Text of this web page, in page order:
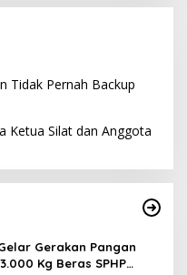
Tidak Pernah Backup
Ketua Silat dan Anggota
Gerakan Pangan
Kg Beras SPHP